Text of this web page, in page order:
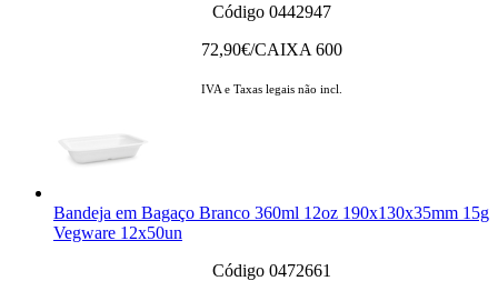
Código 0442947
72,90€/CAIXA 600
IVA e Taxas legais não incl.
Bandeja em Bagaço Branco 360ml 12oz 190x130x35mm 15g
Vegware 12x50un
Código 0472661